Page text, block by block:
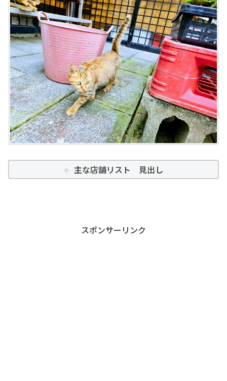
主な店舗リスト 見出し
スポンサーリンク